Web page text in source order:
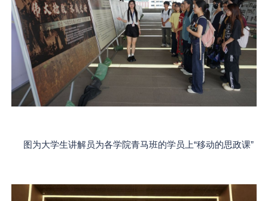
图为大学生讲解员为各学院青马班的学员上“移动的思政课”